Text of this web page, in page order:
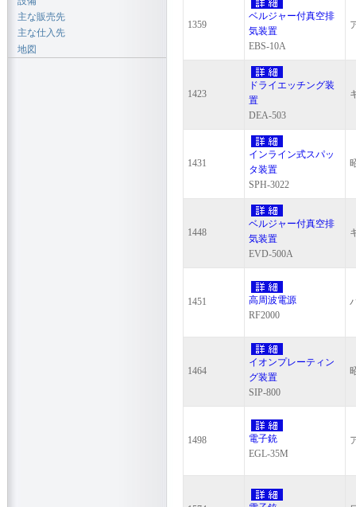
1359
ベルジャー付真空排
気装置
EBS-10A
1423
ドライエッチング装
置
DEA-503
1431
インライン式スパッ
タ装置
SPH-3022
1448
ベルジャー付真空排
気装置
EVD-500A
1451
高周波電源
RF2000
1464
イオンプレーティン
グ装置
SIP-800
1498
電子銃
EGL-35M
主な販売先
主な仕入先
地図